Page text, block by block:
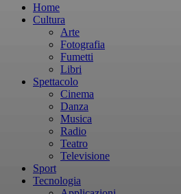
Home
Cultura
Arte
Fotografia
Fumetti
Libri
Spettacolo
Cinema
Danza
Musica
Radio
Teatro
Televisione
Sport
Tecnologia